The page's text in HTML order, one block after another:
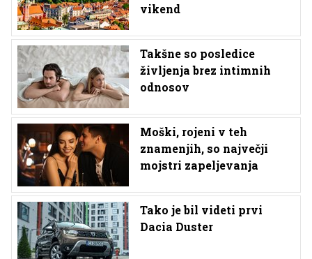
vikend
Takšne so posledice
življenja brez intimnih
odnosov
Moški, rojeni v teh
znamenjih, so največji
mojstri zapeljevanja
Tako je bil videti prvi
Dacia Duster